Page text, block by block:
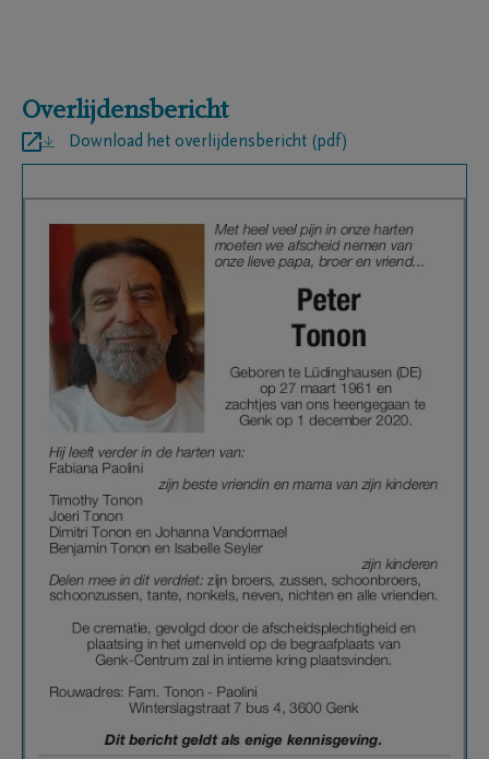
Overlijdensbericht
Download het overlijdensbericht (pdf)